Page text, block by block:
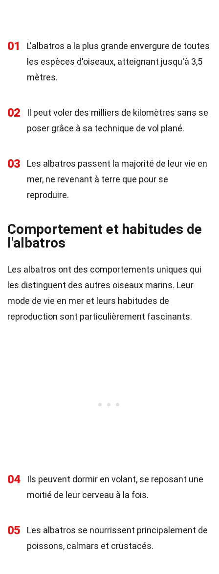
01
L'albatros a la plus grande envergure de toutes
les espèces d'oiseaux, atteignant jusqu'à 3,5
mètres.
02
Il peut voler des milliers de kilomètres sans se
poser grâce à sa technique de vol plané.
03
Les albatros passent la majorité de leur vie en
mer, ne revenant à terre que pour se
reproduire.
Comportement et habitudes de
l'albatros
Les albatros ont des comportements uniques qui
les distinguent des autres oiseaux marins. Leur
mode de vie en mer et leurs habitudes de
reproduction sont particulièrement fascinants.
04
Ils peuvent dormir en volant, se reposant une
moitié de leur cerveau à la fois.
05
Les albatros se nourrissent principalement de
poissons, calmars et crustacés.